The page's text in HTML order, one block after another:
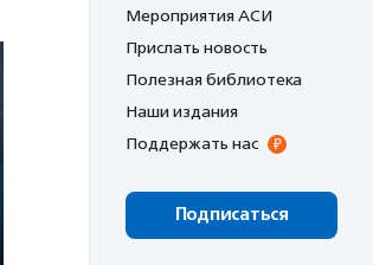
Мероприятия АСИ
Прислать новость
Полезная библиотека
Наши издания
Поддержать нас
Подписаться